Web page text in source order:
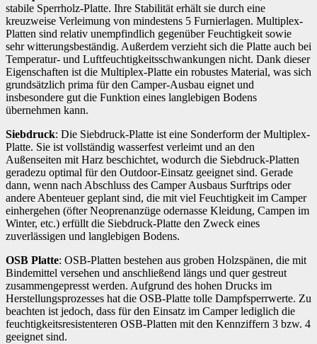
stabile Sperrholz-Platte. Ihre Stabilität erhält sie durch eine
kreuzweise Verleimung von mindestens 5 Furnierlagen. Multiplex-
Platten sind relativ unempfindlich gegenüber Feuchtigkeit sowie
sehr witterungsbeständig. Außerdem verzieht sich die Platte auch bei
Temperatur- und Luftfeuchtigkeitsschwankungen nicht. Dank dieser
Eigenschaften ist die Multiplex-Platte ein robustes Material, was sich
grundsätzlich prima für den Camper-Ausbau eignet und
insbesondere gut die Funktion eines langlebigen Bodens
übernehmen kann.
Siebdruck: Die Siebdruck-Platte ist eine Sonderform der Multiplex-
Platte. Sie ist vollständig wasserfest verleimt und an den
Außenseiten mit Harz beschichtet, wodurch die Siebdruck-Platten
geradezu optimal für den Outdoor-Einsatz geeignet sind. Gerade
dann, wenn nach Abschluss des Camper Ausbaus Surftrips oder
andere Abenteuer geplant sind, die mit viel Feuchtigkeit im Camper
einhergehen (öfter Neoprenanzüge odernasse Kleidung, Campen im
Winter, etc.) erfüllt die Siebdruck-Platte den Zweck eines
zuverlässigen und langlebigen Bodens.
OSB Platte: OSB-Platten bestehen aus groben Holzspänen, die mit
Bindemittel versehen und anschließend längs und quer gestreut
zusammengepresst werden. Aufgrund des hohen Drucks im
Herstellungsprozesses hat die OSB-Platte tolle Dampfsperrwerte. Zu
beachten ist jedoch, dass für den Einsatz im Camper lediglich die
feuchtigkeitsresistenteren OSB-Platten mit den Kennziffern 3 bzw. 4
geeignet sind.